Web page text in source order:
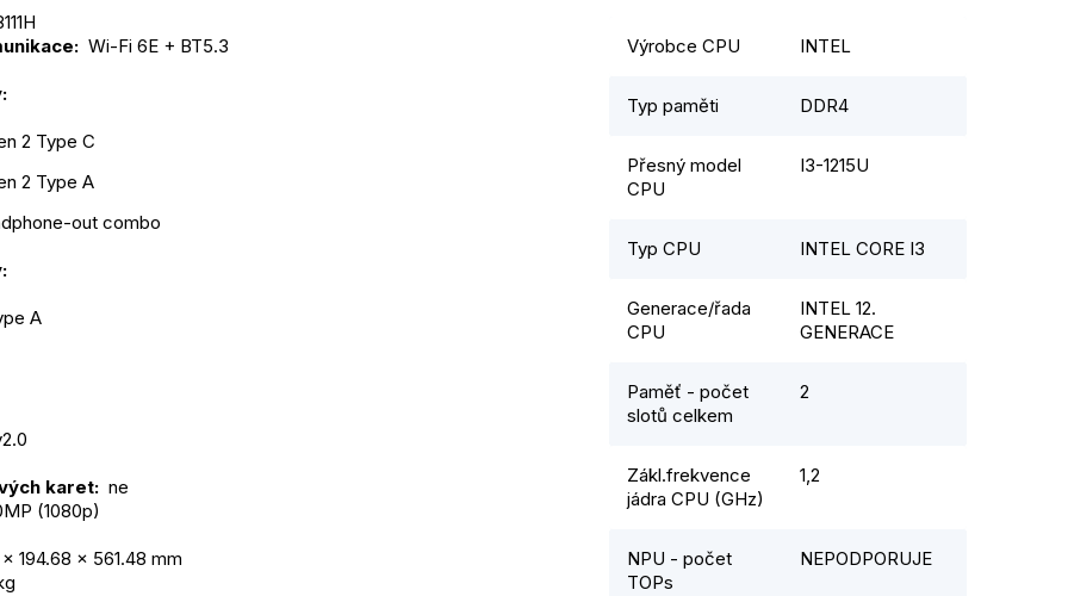
Wi-Fi 6E + BT5.3
2 Type C
2 Type A
out combo
A
karet: ne
(1080p)
194.68 x 561.48 mm
Výrobce CPU INTEL
Typ paměti DDR4
Přesný model
CPU
I3-1215U
Typ CPU INTEL CORE I3
Generace/řada
CPU
INTEL 12.
GENERACE
Paměť - počet
slotů celkem
2
Zákl.frekvence
jádra CPU (GHz)
1,2
NPU - počet
TOPs
NEPODPORUJE